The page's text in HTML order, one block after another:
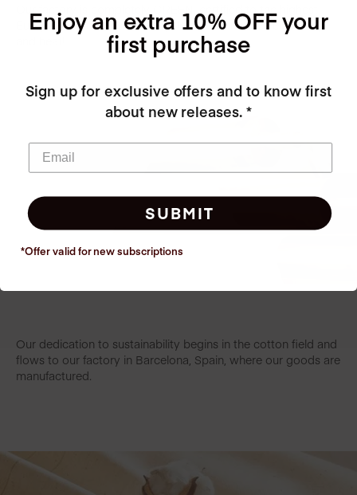
Our factory is completely GREEN, certified to the highest
European standards, we recycle all of our water, electricity
Our dedication to sustainability begins in the cotton field and
flows to our factory in Barcelona, Spain, where our goods are
manufactured.
Enjoy an extra 10% OFF your
first purchase
Sign up for exclusive offers and to know first
about new releases. *
SUBMIT
*Offer valid for newsubscriptions